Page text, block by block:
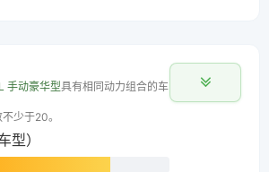
手动豪华型具有相同动力组合的车
少于20。
型）